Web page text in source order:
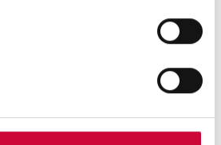
US TODAY
more about our